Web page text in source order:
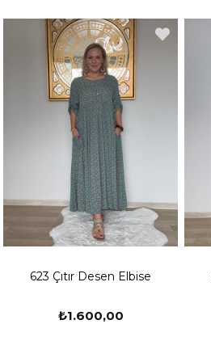
623 Çıtır Desen Elbise
₺1.600,00